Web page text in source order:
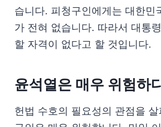
습니다. 피청구인에게는 대한민
가 전혀 없습니다. 따라서 대통
할 자격이 없다고 할 것입니다.
윤석열은 매우 위험하
헌법 수호의 필요성의 관점을